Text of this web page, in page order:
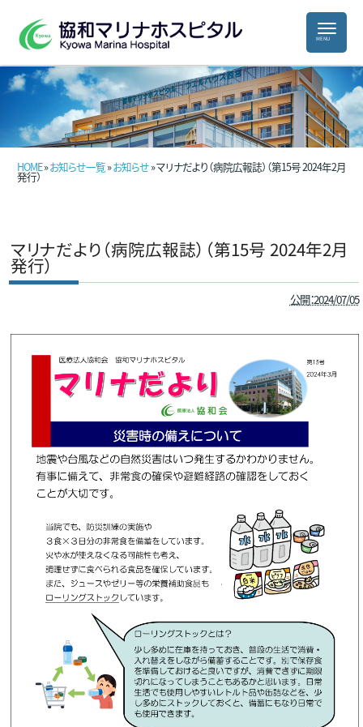
HOME»お知らせ一覧»お知らせ» マリナだより（病院広報誌）（第15号 2024年2月
発行）
マリナだより（病院広報誌）（第15号 2024年2月
発行）
公開：2024/07/05